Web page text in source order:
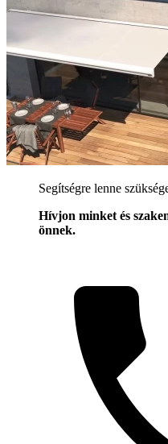
Segítségre lenne
Hívjon minket és
önnek.